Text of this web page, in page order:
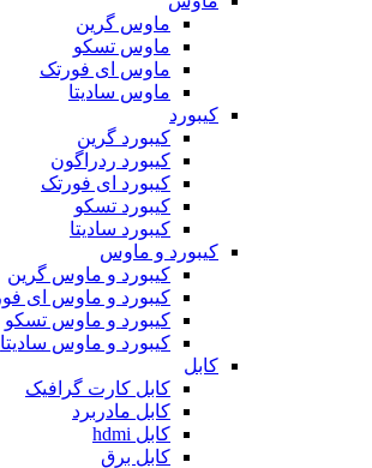
ماوس گرین
ماوس تسکو
ماوس ای فورتک
ماوس سادیتا
کیبورد
کیبورد گرین
کیبورد ردراگون
کیبورد ای فورتک
کیبورد تسکو
کیبورد سادیتا
کیبورد و ماوس
کیبورد و ماوس گرین
کیبورد و ماوس ای
کیبورد و ماوس تسکو
کیبورد و ماوس سادیتا
کابل
کابل کارت گرافیک
کابل مادربرد
کابل hdmi
کابل برق